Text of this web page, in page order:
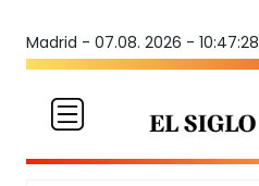
Madrid - 07.08. 2026 - 10:47:28